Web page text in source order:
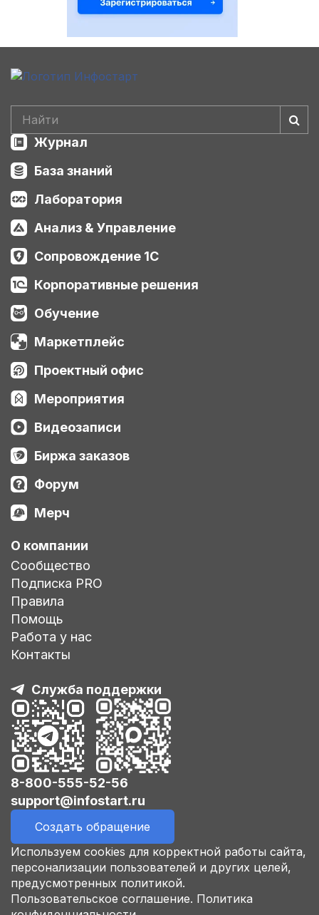
Журнал
База знаний
Лаборатория
Анализ & Управление
Сопровождение 1С
Корпоративные решения
Обучение
Маркетплейс
Проектный офис
Мероприятия
Видеозаписи
Биржа заказов
Форум
Мерч
О компании
Сообщество
Подписка PRO
Правила
Помощь
Работа у нас
Контакты
Служба поддержки
8-800-555-52-56
support@infostart.ru
Создать обращение
Используем cookies для корректной работы сайта,
персонализации пользователей и других целей,
предусмотренных политикой.
Пользовательское соглашение. Политика